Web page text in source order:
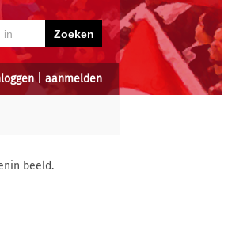
| aanmelden
beeld.